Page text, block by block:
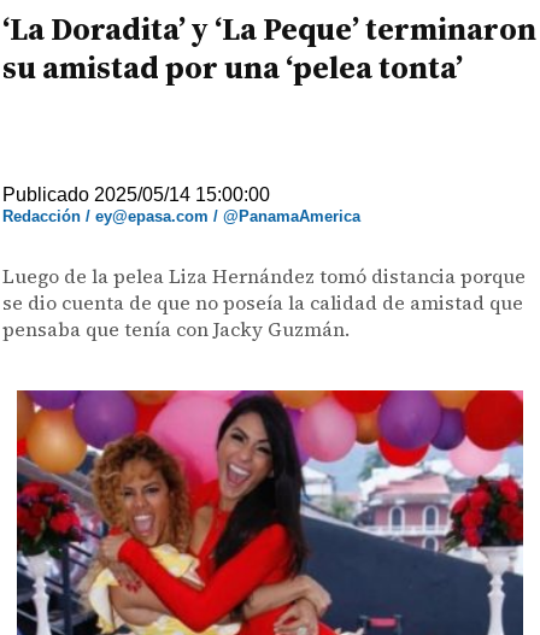
‘La Doradita’ y ‘La Peque’ terminaron
su amistad por una ‘pelea tonta’
Publicado 2025/05/14 15:00:00
Redacción / ey@epasa.com / @PanamaAmerica
Luego de la pelea Liza Hernández tomó distancia porque
se dio cuenta de que no poseía la calidad de amistad que
pensaba que tenía con Jacky Guzmán.